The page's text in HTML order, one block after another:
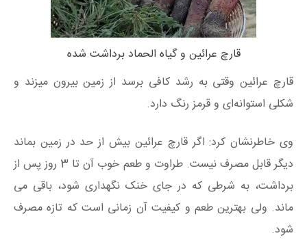
قارچ عرائین و گیاه الحماد برداشت شده
قارچ عرائین وقتی به رشد کافی برسد از زمین بیرون میزند و
شکلی استوانه‌ای و قرمز رنگ دارد.
وی خاطرنشان کرد: اگر قارچ عرائین بیش از حد در زمین بماند
دیگر قابل مصرف نیست. طراوت و طعم خوب آن تا 3 روز پس از
برداشت، به شرطی که در جای خنک نگهداری شود، باقی می
ماند. ولی بهترین طعم و کیفیت آن زمانی است که تازه مصرف
شود.